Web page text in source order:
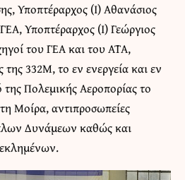
Υποπτέραρχος (Ι) Αθανάσιος
Υποπτέραρχος (Ι) Γεώργιος
του ΓΕΑ και του ΑΤΑ,
της 332Μ, το εν ενεργεία και εν
Πολεμικής Αεροπορίας το
Μοίρα, αντιπροσωπείες
Δυνάμεων καθώς και